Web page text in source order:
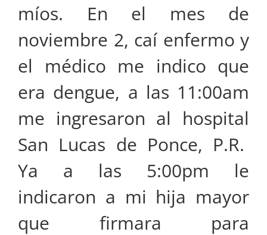
míos. En el mes de
noviembre 2, caí enfermo y
el médico me indico que
era dengue, a las 11:00am
me ingresaron al hospital
San Lucas de Ponce, P.R.
Ya a las 5:00pm le
indicaron a mi hija mayor
que firmara para